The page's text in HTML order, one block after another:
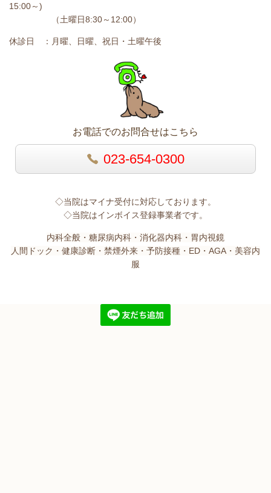
15:00～)
（土曜日8:30～12:00）
休診日 ：月曜、日曜、祝日・土曜午後
お電話でのお問合せはこちら
023-654-0300
◇当院はマイナ受付に対応しております。
◇当院はインボイス登録事業者です。
内科全般・糖尿病内科・消化器内科・胃内視鏡
人間ドック・健康診断・禁煙外来・予防接種・ED・AGA・美容内
服